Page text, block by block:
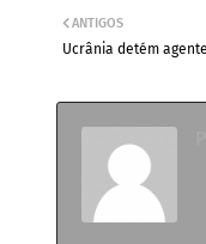
ANTIGOS
Ucrânia detém